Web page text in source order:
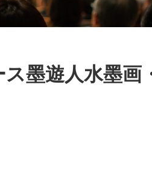
墨遊人水墨画